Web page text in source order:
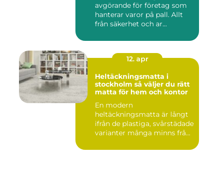
avgörande för företag som
hanterar varor på pall. Allt
från säkerhet och ar...
12. apr
Heltäckningsmatta i
stockholm så väljer du rätt
matta för hem och kontor
En modern
heltäckningsmatta är långt
ifrån de plastiga, svårstädade
varianter många minns från